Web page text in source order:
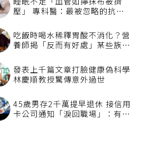
睡眠不足「血管如擰抹布被擠
壓」 專科醫：最被忽略的抗老
吃飯時喝水稀釋胃酸不消化？營
養師揭「反而有好處」某些族群
發表上千篇文章打臉健康偽科學
林慶順教授驚傳意外過世
45歲男存2千萬提早退休 接信用
卡公司通知「淚回職場」：有錢